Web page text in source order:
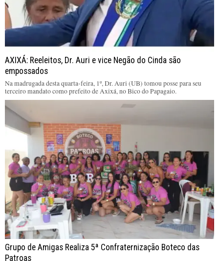
AXIXÁ: Reeleitos, Dr. Auri e vice Negão do Cinda são
empossados
Na madrugada desta quarta-feira, 1º, Dr. Auri (UB) tomou posse para seu
terceiro mandato como prefeito de Axixá, no Bico do Papagaio.
Grupo de Amigas Realiza 5ª Confraternização Boteco das
Patroas